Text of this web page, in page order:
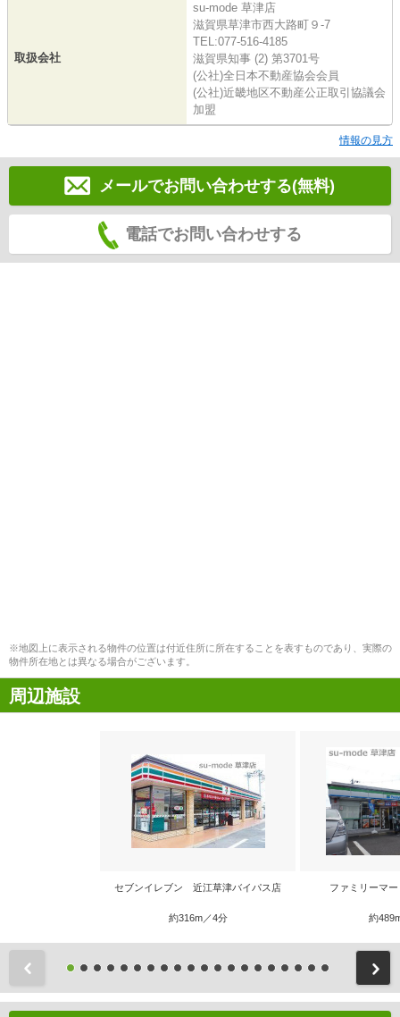
取扱会社
su-mode 草津店
滋賀県草津市西大路町９-7
TEL:077-516-4185
滋賀県知事 (2) 第3701号
(公社)全日本不動産協会会員
(公社)近畿地区不動産公正取引協議会
加盟
情報の見方
メールでお問い合わせする(無料)
電話でお問い合わせする
※地図上に表示される物件の位置は付近住所に所在することを表すものであり、実際の
物件所在地とは異なる場合がございます。
周辺施設
セブンイレブン 近江草津バイパス店
約316m／4分
ファミリーマ
約